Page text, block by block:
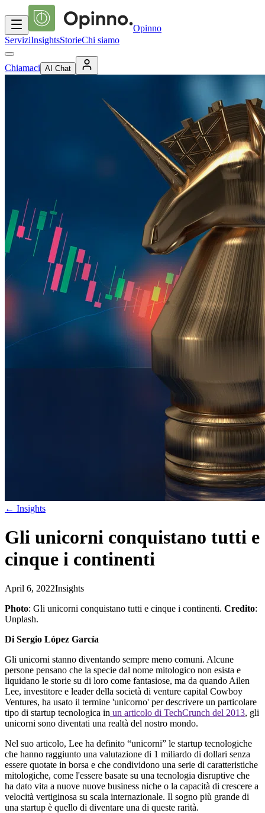
Opinno
ServiziInsightsStorieChi siamo
Chiamaci AI Chat
← Insights
Gli unicorni conquistano tutti e
cinque i continenti
April 6, 2022Insights
Photo: Gli unicorni conquistano tutti e cinque i continenti. Credito:
Unplash.
Di Sergio López García
Gli unicorni stanno diventando sempre meno comuni. Alcune
persone pensano che la specie dal nome mitologico non esista e
liquidano le storie su di loro come fantasiose, ma da quando Ailen
Lee, investitore e leaderdella società di venture capital Cowboy
Ventures, ha usato il termine 'unicorno' perdescrivere un particolare
tipo di startup tecnologica in un articolo di TechCrunch del 2013, gli
unicorni sono diventati una realtà del nostro mondo.
Nel suo articolo, Lee ha definito “unicorni” le startup tecnologiche
che hanno raggiunto una valutazione di 1 miliardo di dollari senza
essere quotate in borsa e che condividono una serie di caratteristiche
mitologiche, come l'essere basate su una tecnologia disruptive che
ha dato vita a nuove nuove business niche o la capacità di crescere a
velocità vertiginosa su scala internazionale. Il sogno più grande di
una startup è quello di diventare una di queste rarità.